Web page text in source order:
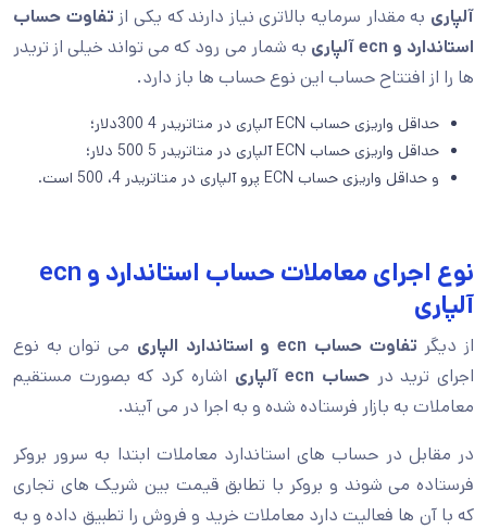
آلپاری به مقدار سرمایه بالاتری نیاز دارند که یکی از تفاوت حساب
استاندارد و ecn آلپاری
به شمار می رود که می تواند خیلی از تریدر
ها را از افتتاح حساب این نوع حساب ها باز دارد.
حداقل واریزی حساب ECN آلپاری در متاتریدر 4 300دلار؛
حداقل واریزی حساب ECN آلپاری در متاتریدر 5 500 دلار؛
و حداقل واریزی حساب ECN پرو آلپاری در متاتریدر 4، 500 است.
نوع اجرای معاملات حساب استاندارد و ecn
آلپاری
از دیگر تفاوت حساب ecn و استاندارد الپاری
می توان به نوع
اجرای ترید درحساب ecn آلپاری
اشاره کرد که بصورت مستقیم
معاملات به بازار فرستاده شده و به اجرا در می آیند.
در مقابل در حساب های استاندارد معاملات ابتدا به سرور بروکر
فرستاده می شوند و بروکر با تطابق قیمت بین شریک های تجاری
که با آن ها فعالیت دارد معاملات خرید و فروش را تطبیق داده و به